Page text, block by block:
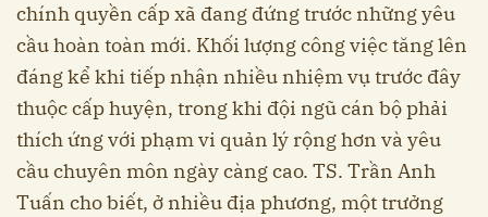
chính quyền cấp xã đang đứng trước những yêu
cầu hoàn toàn mới. Khối lượng công việc tăng lên
đáng kể khi tiếp nhận nhiều nhiệm vụ trước đây
thuộc cấp huyện, trong khi đội ngũ cán bộ phải
thích ứng với phạm vi quản lý rộng hơn và yêu
cầu chuyên môn ngày càng cao. TS. Trần Anh
Tuấn cho biết, ở nhiều địa phương, một trưởng